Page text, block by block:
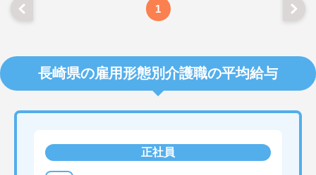
1
長崎県の雇用形態別介護職の平均給与
正社員